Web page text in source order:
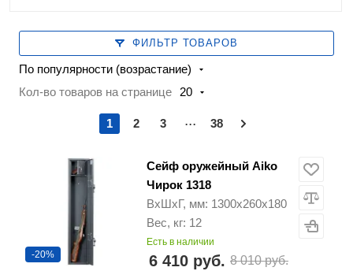
ФИЛЬТР ТОВАРОВ
По популярности (возрастание)
Кол-во товаров на странице
20
1 2 3 ... 38
-20%
Сейф оружейный Aiko
Чирок 1318
ВхШхГ, мм: 1300х260х180
Вес, кг: 12
Есть в наличии
6 410 руб. 8 010 руб.